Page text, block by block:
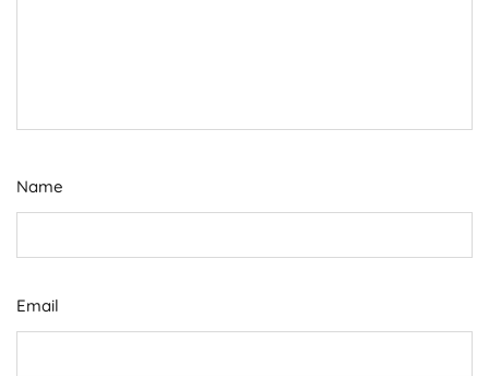
Name
Email